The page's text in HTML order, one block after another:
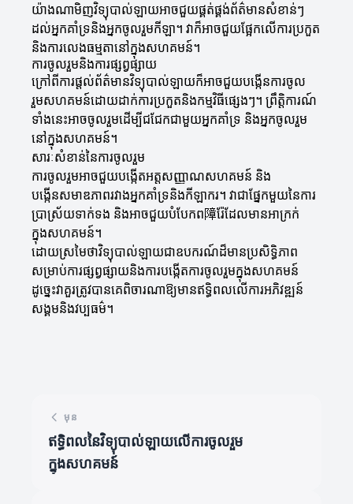
យ៉ាងណាមិញវិទ្យុបាល់ឡាយអាចជួយផ្គត់ផ្គង់ព័ត៌មានសំខាន់ៗ
ដល់អ្នកគាំទ្រនិងអ្នកចូលរួមកីឡា។ វាក៏អាចជួយផ្អែកលើការប្រកួត
និងការលេងធម្មតានៅក្នុងសហគមន៍។
ការចូលរួមនិងការផ្សព្វផ្សាយ
ក្រៅពីការផ្តល់ព័ត៌មានវិទ្យុបាល់ឡាយក៏អាចជួយបង្កើនការចូល
រួមសហគមន៍ដោយដាក់ការប្រកួតនិងកម្មវិធីផ្សេងៗ។ ព្រឹត្តិការណ៍
ទាំងនេះអាចចូលរួមដើម្បីជជែកជាមួយអ្នកគាំទ្រ និងអ្នកចូលរួម
នៅក្នុងសហគមន៍។
សារៈសំខាន់នៃការចូលរួម
ការចូលរួមអាចជួយបង្កើតអត្តសញ្ញាណសហគមន៍ និង
បង្កើនសមាឌភាពរវាងអ្នកគាំទ្រនិងកីឡាករ។ វាជាផ្នែកមួយនៃការ
ប្រាស្រ័យទាក់ទង និងអាចជួយបំបែកព障រ៉ែដែលមានអាក្រក់
ក្នុងសហគមន៍។
ដោយស្រមៃថាវិទ្យុបាល់ឡាយជាឧបករណ៍ដ៏មានប្រសិទ្ធិភាព
សម្រាប់ការផ្សព្វផ្សាយនិងការបង្កើតការចូលរួមក្នុងសហគមន៍
ដូច្នេះវាគួរត្រូវបានគេពិចារណាឱ្យមានឥទ្ធិពលលើការអភិវឌ្ឍន៍
សង្គមនិងវប្បធម៌។
មុន
ឥទ្ធិពលនៃវិទ្យុបាល់ឡាយលើការចូលរួម
ក្នុងសហគមន៍